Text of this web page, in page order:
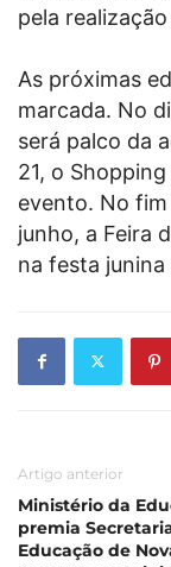
pela
As próximas
marcada. No
será palco da
21, o
evento. No
junho, a Feira
na festa
Artigo anterior
Ministério da
premia
Educação de